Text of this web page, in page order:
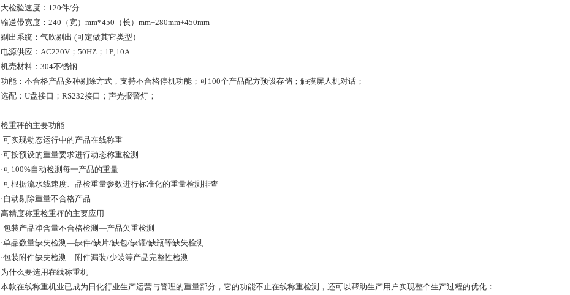
大检验速度：120件/分
输送带宽度：240（宽） mm*450（长） mm+280mm+450mm
剔出系统：气吹剔出 (可定做其它类型）
电源供应：AC220V；50HZ；1P;10A
机壳材料：304不锈钢
功能：不合格产品多种剔除方式，支持不合格停机功能；可100个产品配方预设存储；触摸屏人机对话；
选配：U盘接口；RS232接口；声光报警灯；
检重秤的主要功能
·可实现动态运行中的产品在线称重
·可按预设的重量要求进行动态称重检测
·可100%自动检测每一产品的重量
·可根据流水线速度、品检重量参数进行标准化的重量检测排查
·自动剔除重量不合格产品
高精度称重检重秤的主要应用
·包装产品净含量不合格检测—产品欠重检测
·单品数量缺失检测—缺件/缺片/缺包/缺罐/缺瓶等缺失检测
·包装附件缺失检测—附件漏装/少装等产品完整性检测
为什么要选用在线称重机
本款在线称重机业已成为日化行业生产运营与管理的重量部分，它的功能不止在线称重检测，还可以帮助生产用户实现整个生产过程的优化：